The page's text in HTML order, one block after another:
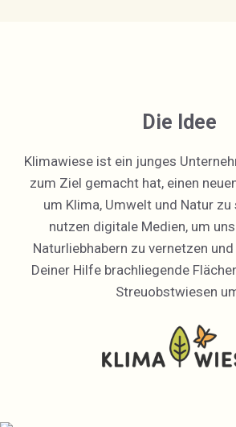
Die Idee
Klimawiese ist ein junges
zum Ziel gemacht hat, einen
um Klima, Umwelt und Natur
nutzen digitale Medien, um
Naturliebhabern zu vernetzen
Deiner Hilfe brachliegende
Streuobstwiesen